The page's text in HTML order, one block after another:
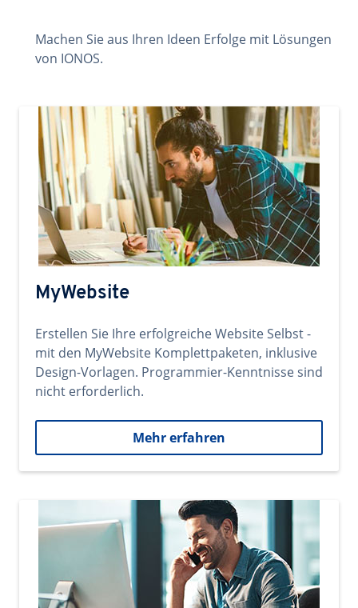
Machen Sie aus Ihren Ideen Erfolge mit Lösungen
von IONOS.
MyWebsite
Erstellen Sie Ihre erfolgreiche Website Selbst -
mit den MyWebsite Komplettpaketen, inklusive
Design-Vorlagen. Programmier-Kenntnisse sind
nicht erforderlich.
Mehr erfahren